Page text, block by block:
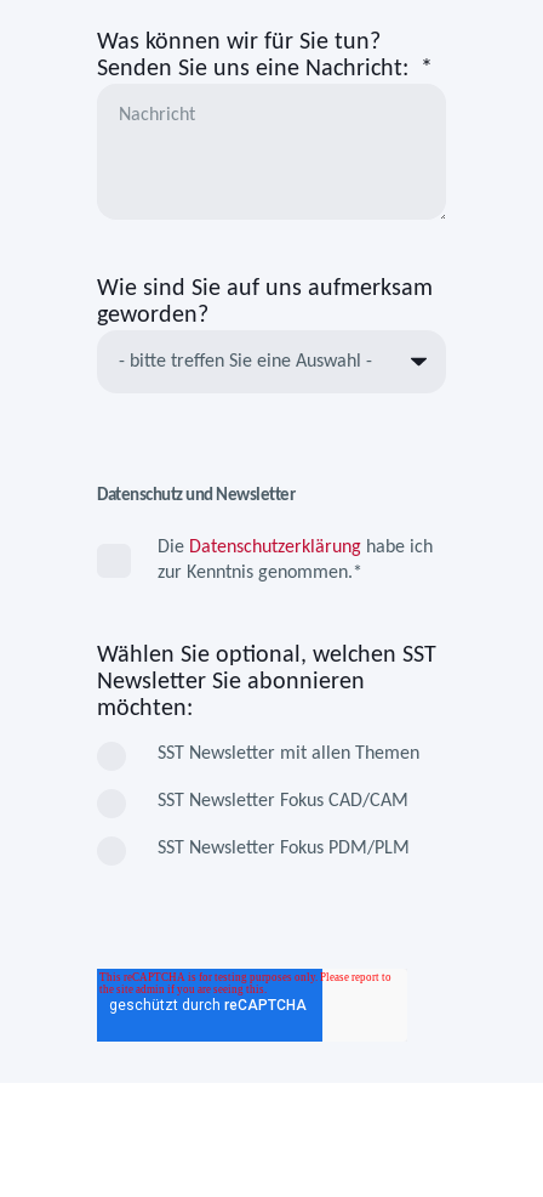
Was können wir für Sie tun?
Senden Sie uns eine Nachricht:
*
Wie sind Sie auf uns aufmerksam
geworden?
Datenschutz und Newsletter
Die Datenschutzerklärung habe ich
zur Kenntnis genommen.*
Wählen Sie optional, welchen SST
Newsletter Sie abonnieren
möchten:
SST Newsletter mit allen Themen
SST Newsletter Fokus CAD/CAM
SST Newsletter Fokus PDM/PLM